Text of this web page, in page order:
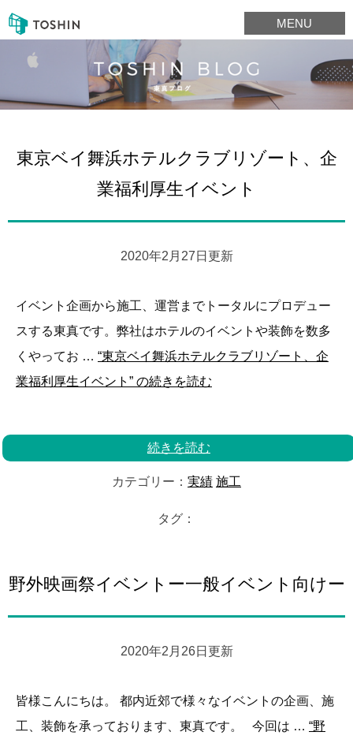
MENU
東京ベイ舞浜ホテルクラブリゾート、企
業福利厚生イベント
2020年2月27日更新
イベント企画から施工、運営までトータルにプロデュー
スする東真です。弊社はホテルのイベントや装飾を数多
くやってお … “東京ベイ舞浜ホテルクラブリゾート、企
業福利厚生イベント” の続きを読む
続きを読む
カテゴリー： 実績 施工
タグ：
野外映画祭イベントー一般イベント向けー
2020年2月26日更新
皆様こんにちは。 都内近郊で様々なイベントの企画、施
工、装飾を承っております、東真です。 今回は … “野